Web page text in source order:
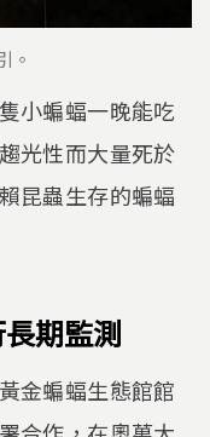
。
小蝙蝠一晚能吃
光性而大量死於
昆蟲生存的蝙蝠
期監測
金蝙蝠生態館館